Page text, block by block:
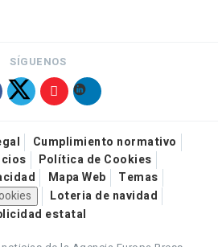
SÍGUENOS
Cumplimiento normativo
Política de Cookies
Mapa Web
Temas
Loteria de navidad
estatal